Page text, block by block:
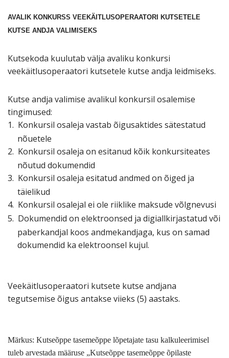
AVALIK KONKURSS VEEKÄITLUSOPERAATORI KUTSETELE
KUTSE ANDJA VALIMISEKS
Kutsekoda kuulutab välja avaliku konkursi
veekäitlusoperaatori kutsetele kutse andja leidmiseks.
Kutse andja valimise avalikul konkursil osalemise
tingimused:
1. Konkursil osaleja vastab õigusaktides sätestatud
nõuetele
2. Konkursil osaleja on esitanud kõik konkursiteates
nõutud dokumendid
3. Konkursil osaleja esitatud andmed on õiged ja
täielikud
4. Konkursil osalejal ei ole riiklike maksude võlgnevusi
5. Dokumendid on elektroonsed ja digiallkirjastatud või
paberkandjal koos andmekandjaga, kus on samad
dokumendid ka elektroonsel kujul.
Veekäitlusoperaatori kutsete kutse andjana
tegutsemise õigus antakse viieks (5) aastaks.
Märkus: Kutseõppe tasemeõppe lõpetajate tasu kalkuleerimisel
tuleb arvestada määruse „Kutseõppe tasemeõppe õpilaste